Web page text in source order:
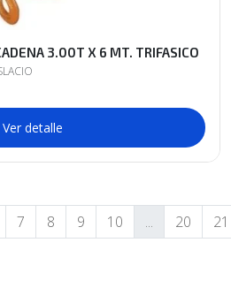
3.00T X 6 MT. TRIFASICO
Ver detalle
7 8 9 10 ... 20 21